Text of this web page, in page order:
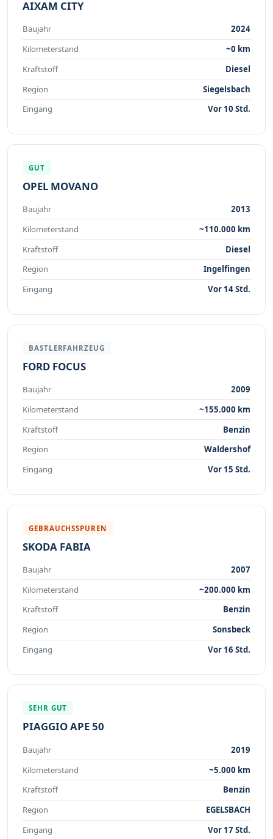
AIXAM CITY
Baujahr
2024
Kilometerstand
~0 km
Kraftstoff
Diesel
Region
Siegelsbach
Eingang
Vor 10 Std.
GUT
OPEL MOVANO
Baujahr
2013
Kilometerstand
~110.000 km
Kraftstoff
Diesel
Region
Ingelfingen
Eingang
Vor 14 Std.
BASTLERFAHRZEUG
FORD FOCUS
Baujahr
2009
Kilometerstand
~155.000 km
Kraftstoff
Benzin
Region
Waldershof
Eingang
Vor 15 Std.
GEBRAUCHSSPUREN
SKODA FABIA
Baujahr
2007
Kilometerstand
~200.000 km
Kraftstoff
Benzin
Region
Sonsbeck
Eingang
Vor 16 Std.
SEHR GUT
PIAGGIO APE 50
Baujahr
2019
Kilometerstand
~5.000 km
Kraftstoff
Benzin
Region
EGELSBACH
Eingang
Vor 17 Std.